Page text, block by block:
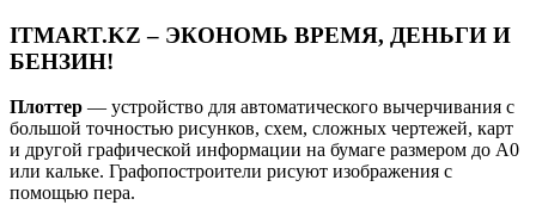
ITMART.KZ – ЭКОНОМЬ ВРЕМЯ, ДЕНЬГИ И
БЕНЗИН!
Плоттер — устройство для автоматического вычерчивания с
большой точностью рисунков, схем, сложных чертежей, карт
и другой графической информации на бумаге размером до A0
или кальке. Графопостроители рисуют изображения с
помощью пера.